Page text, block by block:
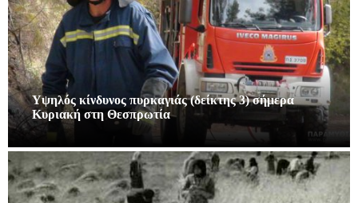
Υψηλός κίνδυνος πυρκαγιάς (δείκτης 3) σήμερα
Κυριακή στη Θεσπρωτία